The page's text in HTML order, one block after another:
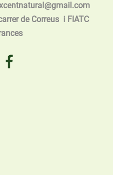
de Correus i FIATC